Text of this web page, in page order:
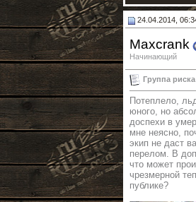
24.04.2014,
Maxcrank
Начинающий
Группа
Потеплело,
юного, но
доспехи в
мне неясно,
экип не даст
перелом. В
что может
чрезмерной
публике?